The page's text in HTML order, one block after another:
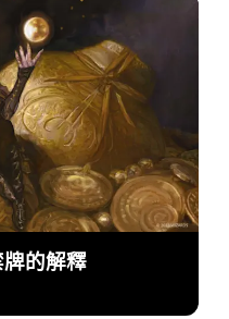
牌的解釋